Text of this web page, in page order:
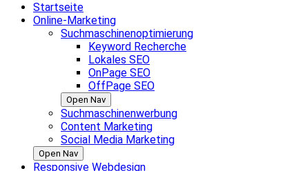
Startseite
Online-Marketing
Suchmaschinenoptimierung
Keyword Recherche
Lokales SEO
OnPage SEO
OffPage SEO
Open Nav
Suchmaschinenwerbung
Content Marketing
Social Media Marketing
Open Nav
Responsive Webdesign